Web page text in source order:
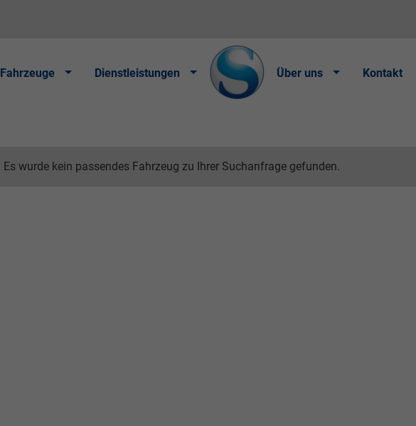
Fahrzeuge Über uns
Dienstleistungen Kontakt
Es wurde kein passendes Fahrzeug zu Ihrer Suchanfrage gefunden.